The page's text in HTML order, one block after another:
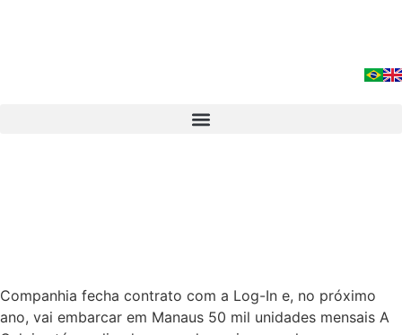
Companhia fecha contrato com a Log-In e, no próximo
ano, vai embarcar em Manaus 50 mil unidades mensais A